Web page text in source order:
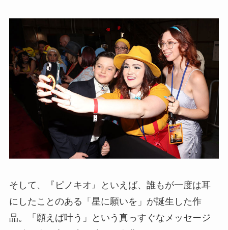
そして、『ピノキオ』といえば、誰もが一度は耳
にしたことのある「星に願いを」が誕生した作
品。「願えば叶う」という真っすぐなメッセージ